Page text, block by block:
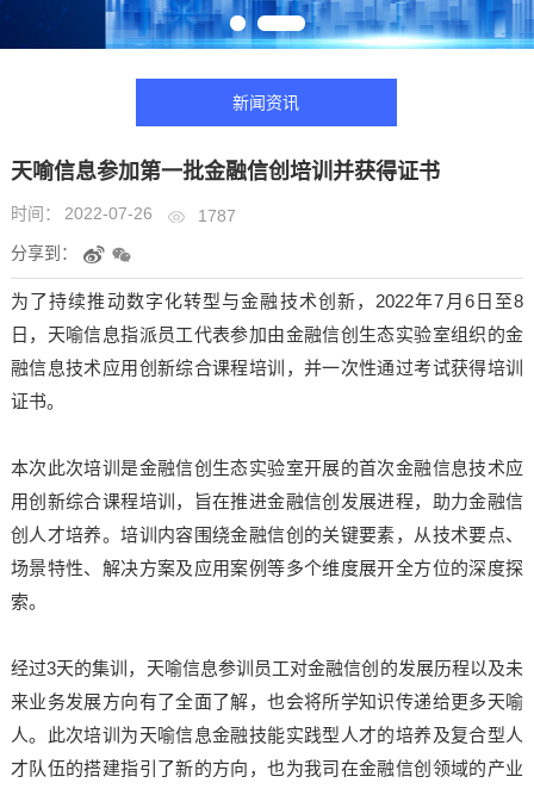
新闻资讯
天喻信息参加第一批金融信创培训并获得证书
时间： 2022-07-26
1787
分享到：
为了持续推动数字化转型与金融技术创新，2022年7月6日至8
日，天喻信息指派员工代表参加由金融信创生态实验室组织的金
融信息技术应用创新综合课程培训，并一次性通过考试获得培训
证书。
本次此次培训是金融信创生态实验室开展的首次金融信息技术应
用创新综合课程培训，旨在推进金融信创发展进程，助力金融信
创人才培养。培训内容围绕金融信创的关键要素，从技术要点、
场景特性、解决方案及应用案例等多个维度展开全方位的深度探
索。
经过3天的集训，天喻信息参训员工对金融信创的发展历程以及未
来业务发展方向有了全面了解，也会将所学知识传递给更多天喻
人。此次培训为天喻信息金融技能实践型人才的培养及复合型人
才队伍的搭建指引了新的方向，也为我司在金融信创领域的产业